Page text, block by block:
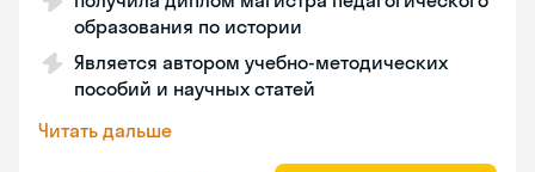
образования по истории
Является автором учебно-методических
пособий и научных статей
Читать дальше